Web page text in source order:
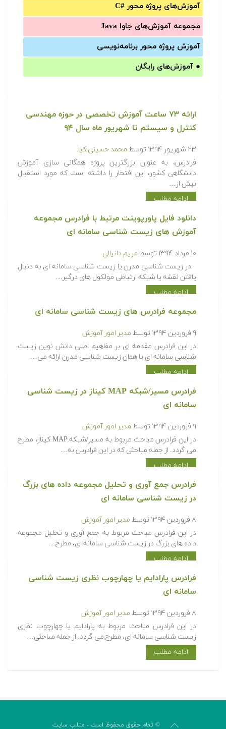
آموزش‌های پروژه محور #C
مجموعه آموزش‌های جاوا Java
آموزش‌ پروژه محور برنامه‌نویسی
● آموزش‌های رایگان
ارائه ۷۳ ساعت آموزش تخصصی در حوزه مهندسی
کنترل و سیستم تا شهریور ماه سال ۹۴
۲۳ شهریور ۱۳۹۴ توسط محمد حسینی کیا
فرادرس، به عنوان بزرگترین پروژه همگانی سازی آموزش
دانشگاهی کشور، این افتخار را داشته است که مورد استقبال
بیش از…
ادامه مطلب
دانلود فایل پاورپوینت مرتبط با فرادرس مجموعه
آموزش های زیست شناسی سامانه ای
۱۰ مرداد ۱۳۹۴ توسط مریم دانیالی
در زیست شناسی مدرن یا زیست شناسی سامانه ای به دنبال
یافتن نقشه یا شبکه ارتباطی مولکول های درگیر…
ادامه مطلب
مجموعه فرادرس های زیست شناسی سامانه ای
۹ فروردین ۱۳۹۴ توسط مدیر امور آموزش
در این فرادرس مقدمه ای بر مفاهیم اصلی دانش نوین زیست
شناسی سامانه ای یا همان زیست شناسی مدرن ارائه می…
ادامه مطلب
فرادرس مسیر/شبکه MAP کیناز در زیست شناسی
سامانه ای
۹ فروردین ۱۳۹۴ توسط مدیر امور آموزش
در این فرادرس مباحث مربوط به مسیر/شبکه MAP کیناز، مطرح
می گردد. از جمله مباحثی که در این فرادرس به…
ادامه مطلب
فرادرس جمع آوری و تحلیل مجموعه داده های بزرگ
در زیست شناسی سامانه ای
۸ فروردین ۱۳۹۴ توسط مدیر امور آموزش
در این فرادرس مباحث مربوط به جمع آوری و تحلیل مجموعه
داده های بزرگ در زیست شناسی سامانه ای، مطرح…
ادامه مطلب
فرادرس پارادایم یا چهارچوب نظری زیست شناسی
سامانه ای
۸ فروردین ۱۳۹۴ توسط مدیر امور آموزش
در این فرادرس مباحث مربوط به پارادایم یا چهارچوب نظری
زیست شناسی سامانه ای، مطرح می گردد. از جمله مباحثی…
ادامه مطلب
© تمام حقوق محفوظ است - متلب سایت